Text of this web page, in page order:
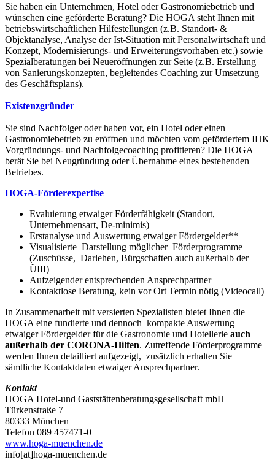
Sie haben ein Unternehmen, Hotel oder Gastronomiebetrieb und
wünschen eine geförderte Beratung? Die HOGA steht Ihnen mit
betriebswirtschaftlichen Hilfestellungen (z.B. Standort- &
Objektanalyse, Analyse der Ist-Situation mit Personalwirtschaft und
Konzept, Modernisierungs- und Erweiterungsvorhaben etc.) sowie
Spezialberatungen bei Neueröffnungen zur Seite (z.B. Erstellung
von Sanierungskonzepten, begleitendes Coaching zur Umsetzung
des Geschäftsplans).​
Existenzgründer​
Sie sind Nachfolger oder haben vor, ein Hotel oder einen
Gastronomiebetrieb zu eröffnen und möchten vom gefördertem IHK
Vorgründungs- und Nachfolgecoaching profitieren? Die HOGA
berät Sie bei Neugründung oder Übernahme eines bestehenden
Betriebes. ​
HOGA-Förderexpertise
Evaluierung etwaiger Förderfähigkeit (Standort,
Unternehmensart, De-minimis)
Erstanalyse und Auswertung etwaiger Fördergelder**
Visualisierte Darstellung möglicher Förderprogramme
(Zuschüsse, Darlehen, Bürgschaften auch außerhalb der
ÜIII)
Aufzeigender entsprechenden Ansprechpartner
Kontaktlose Beratung, kein vor Ort Termin nötig (Videocall)
In Zusammenarbeit mit versierten Spezialisten bietet Ihnen die
HOGA eine fundierte und dennoch kompakte Auswertung
etwaiger Fördergelder für die Gastronomie und Hotellerie auch
außerhalb der CORONA-Hilfen. Zutreffende Förderprogramme
werden Ihnen detailliert aufgezeigt, zusätzlich erhalten Sie
sämtliche Kontaktdaten etwaiger Ansprechpartner.
Kontakt
HOGA Hotel-und Gaststättenberatungsgesellschaft mbH
Türkenstraße 7
80333 München
Telefon 089 457471-0
www.hoga-muenchen.de
info​[at]​hoga-muenchen.de